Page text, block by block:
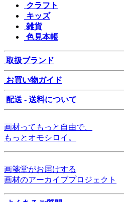
クラフト
キッズ
雑貨
色見本帳
取扱ブランド
お買い物ガイド
配送 - 送料について
画材ってもっと自由で、
もっとオモシロイ。
画箋堂がお届けする
画材のアーカイブプロジェクト